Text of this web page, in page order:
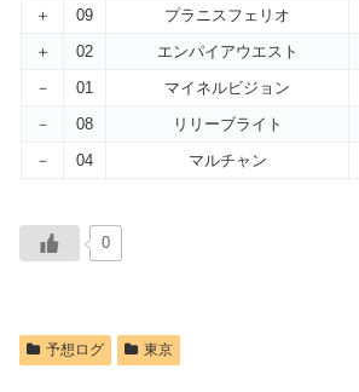
＋
09 プラニスフェリオ
＋
02 エンパイアウエスト
－
01 マイネルビジョン
－
08 リリーブライト
－
04 マルチャン
0
予想ログ 東京